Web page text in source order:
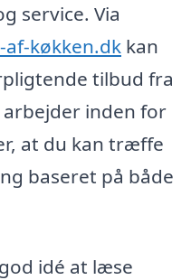
service. Via
køkken.dk kan
tilbud fra
inden for
at du kan træffe
baseret på både
idé at læse